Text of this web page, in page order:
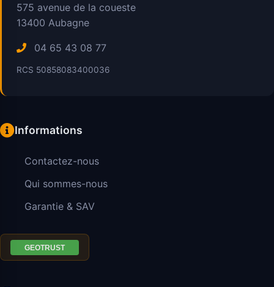
575 avenue de la coueste
13400 Aubagne
04 65 43 08 77
RCS 50858083400036
Informations
Contactez-nous
Qui sommes-nous
Garantie & SAV